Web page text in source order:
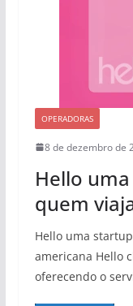
OPERADORAS
8 de dezembro de
Hello
quem
Hello uma
americana Hello
oferecendo o